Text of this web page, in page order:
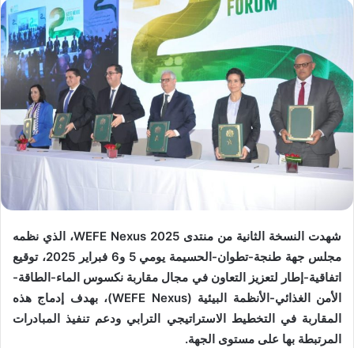
شهدت النسخة الثانية من منتدى WEFE Nexus 2025، الذي نظمه
مجلس جهة طنجة-تطوان-الحسيمة يومي 5 و6 فبراير 2025، توقيع
اتفاقية-إطار لتعزيز التعاون في مجال مقاربة نكسوس الماء-الطاقة-
الأمن الغذائي-الأنظمة البيئية (WEFE Nexus)، بهدف إدماج هذه
المقاربة في التخطيط الاستراتيجي الترابي ودعم تنفيذ المبادرات
المرتبطة بها على مستوى الجهة.